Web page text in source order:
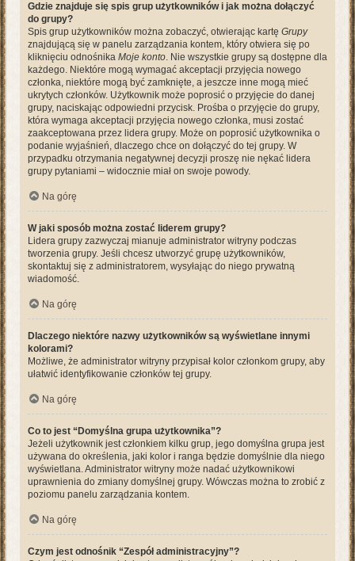
Gdzie znajduje się spis grup użytkowników i jak można dołączyć
do grupy?
Spis grup użytkowników można zobaczyć, otwierając kartę Grupy
znajdującą się w panelu zarządzania kontem, który otwiera się po
kliknięciu odnośnika Moje konto. Nie wszystkie grupy są dostępne dla
każdego. Niektóre mogą wymagać akceptacji przyjęcia nowego
członka, niektóre mogą być zamknięte, a jeszcze inne mogą mieć
ukrytych członków. Użytkownik może poprosić o przyjęcie do danej
grupy, naciskając odpowiedni przycisk. Prośba o przyjęcie do grupy,
która wymaga akceptacji przyjęcia nowego członka, musi zostać
zaakceptowana przez lidera grupy. Może on poprosić użytkownika o
podanie wyjaśnień, dlaczego chce on dołączyć do tej grupy. W
przypadku otrzymania negatywnej decyzji proszę nie nękać lidera
grupy pytaniami – widocznie miał on swoje powody.
Na górę
W jaki sposób można zostać liderem grupy?
Lidera grupy zazwyczaj mianuje administrator witryny podczas
tworzenia grupy. Jeśli chcesz utworzyć grupę użytkowników,
skontaktuj się z administratorem, wysyłając do niego prywatną
wiadomość.
Na górę
Dlaczego niektóre nazwy użytkowników są wyświetlane innymi
kolorami?
Możliwe, że administrator witryny przypisał kolor członkom grupy, aby
ułatwić identyfikowanie członków tej grupy.
Na górę
Co to jest “Domyślna grupa użytkownika”?
Jeżeli użytkownik jest członkiem kilku grup, jego domyślna grupa jest
używana do określenia, jaki kolor i ranga będzie domyślnie dla niego
wyświetlana. Administrator witryny może nadać użytkownikowi
uprawnienia do zmiany domyślnej grupy. Wówczas można to zrobić z
poziomu panelu zarządzania kontem.
Na górę
Czym jest odnośnik “Zespół administracyjny”?